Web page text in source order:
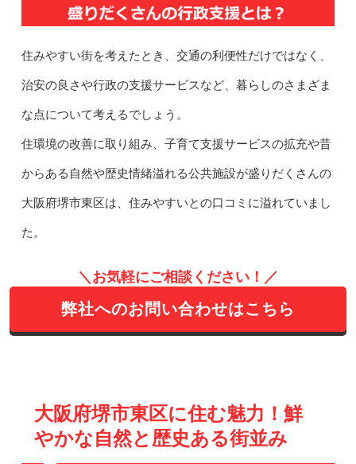
住みやすい街を考えたとき、交通の利便性だけではなく、
治安の良さや行政の支援サービスなど、暮らしのさまざま
な点について考えるでしょう。
住環境の改善に取り組み、子育て支援サービスの拡充や昔
からある自然や歴史情緒溢れる公共施設が盛りだくさんの
大阪府堺市東区は、住みやすいとの口コミに溢れていまし
た。
＼お気軽にご相談ください！／
弊社へのお問い合わせはこちら
大阪府堺市東区に住む魅力！鮮
やかな自然と歴史ある街並み